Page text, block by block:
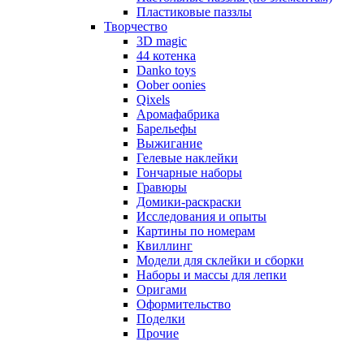
Пластиковые паззлы
Творчество
3D magic
44 котенка
Danko toys
Oober oonies
Qixels
Аромафабрика
Барельефы
Выжигание
Гелевые наклейки
Гончарные наборы
Гравюры
Домики-раскраски
Исследования и опыты
Картины по номерам
Квиллинг
Модели для склейки и сборки
Наборы и массы для лепки
Оригами
Оформительство
Поделки
Прочие